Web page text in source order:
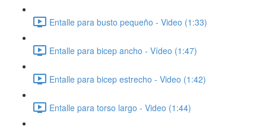
Entalle para busto pequeño - Video (1:33)
Entalle para bicep ancho - Vídeo (1:47)
Entalle para bicep estrecho - Video (1:42)
Entalle para torso largo - Video (1:44)